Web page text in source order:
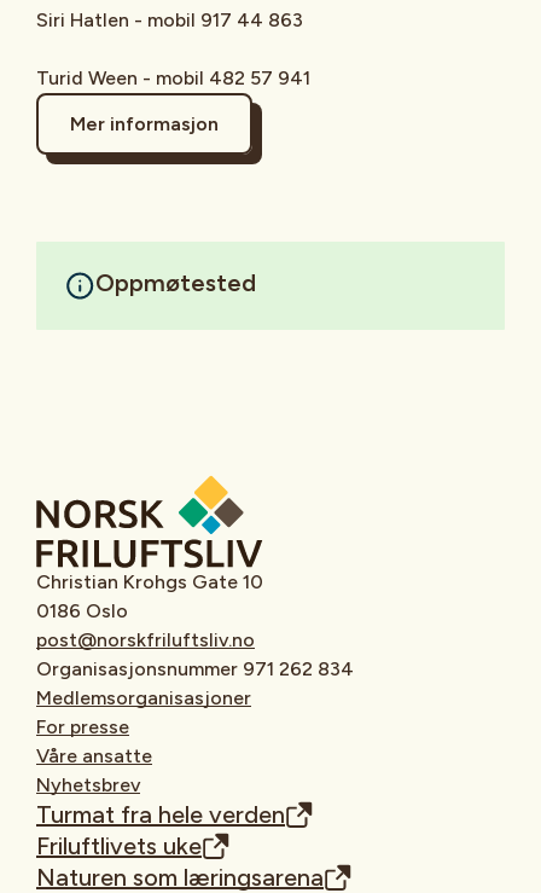
Siri Hatlen - mobil 917 44 863
Turid Ween - mobil 482 57 941
Mer informasjon
Oppmøtested
Christian Krohgs Gate 10
0186 Oslo
post@norskfriluftsliv.no
Organisasjonsnummer 971 262 834
Medlemsorganisasjoner
For presse
Våre ansatte
Nyhetsbrev
Turmat fra hele verden
Friluftlivets uke
Naturen som læringsarena